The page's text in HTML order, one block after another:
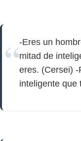
-Eres un
mitad de
eres. (Cersei)
inteligente que